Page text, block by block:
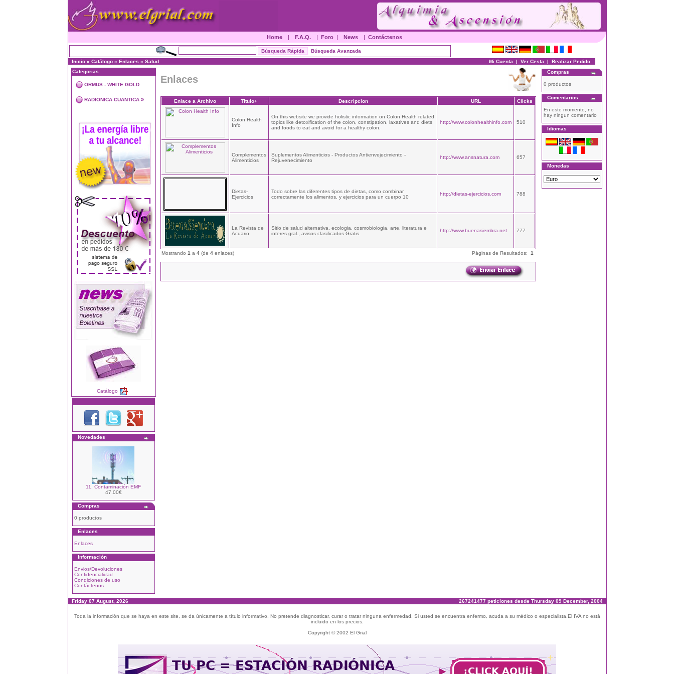
Home | F.A.Q. | Foro| News | Contáctenos
Búsqueda Avanzada
Inicio» Catálogo» Enlaces » Salud Mi Cuenta | Ver Cesta | Realizar Pedido
Categorias
ORMUS - WHITE GOLD
RADIONICA CUANTICA»
Catálogo
Novedades
11. Contaminación EMF
47.00€
Compras
0 productos
Enlaces
Enlaces
Información
Envios/Devoluciones
Confidencialidad
Condiciones de uso
Contáctenos
Enlaces
Enlace a Archivo Titulo+ Descripcion URL Clicks
Colon Health
Info
On this website we provide holistic information on Colon Health related
topics like detoxification of the colon, constipation, laxatives and diets
and foods to eat and avoid for a healthy colon.
http://www.colonhealthinfo.com 510
Complementos
Alimenticios
Suplementos Alimenticios - Productos Antienvejecimiento -
Rejuvenecimiento
http://www.ansnatura.com 657
Dietas-
Ejercicios
Todo sobre las diferentes tipos de dietas, como combinar
correctamente los alimentos, y ejercicios para un cuerpo 10
http://dietas-ejercicios.com 788
La Revista de
Acuario
Sitio de salud alternativa, ecologia, cosmobiologia, arte, literatura e
interes gral., avisos clasificados Gratis.
http://www.buenasiembra.net 777
Mostrando 1 a 4(de 4enlaces) Páginas de Resultados: 1
Compras
0 productos
Comentarios
En este momento, no
hay ningun comentario
Idiomas
Monedas
Friday 07 August, 2026 267241477 peticiones desde Thursday 09 December, 2004
Toda la información que se haya en este site, se da únicamente a título informativo. No pretende diagnosticar, curar o tratar ninguna enfermedad. Si usted se encuentra enfermo, acuda a su médico o especialista.El IVA no está
incluido en los precios.
Copyright © 2002 El Grial